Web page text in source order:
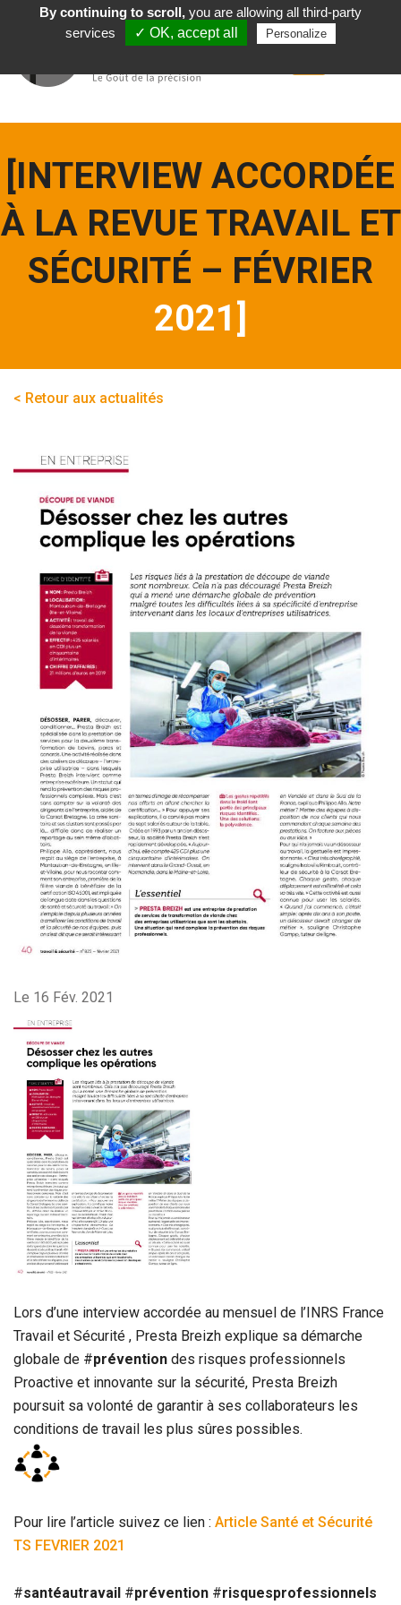
Français
[INTERVIEW ACCORDÉE
À LA REVUE TRAVAIL ET
SÉCURITÉ – FÉVRIER
2021]
< Retour aux actualités
Le 16 Fév. 2021
Lors d’une interview accordée au mensuel de l’INRS France
Travail et Sécurité , Presta Breizh explique sa démarche
globale de #prévention des risques professionnels
Proactive et innovante sur la sécurité, Presta Breizh
poursuit sa volonté de garantir à ses collaborateurs les
conditions de travail les plus sûres possibles.
Pour lire l’article suivez ce lien : Article Santé et Sécurité
TS FEVRIER 2021
#santéautravail #prévention #risquesprofessionnels
By continuing to scroll,you are allowing all third-party
services
✓ OK, accept all Personalize